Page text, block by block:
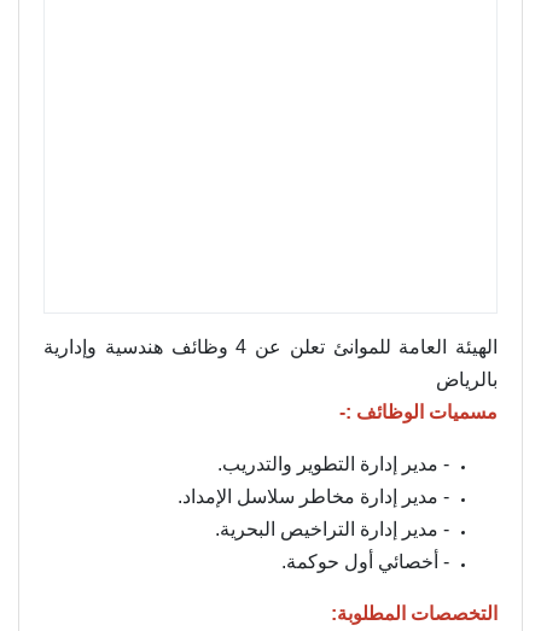
الهيئة العامة للموانئ تعلن عن 4 وظائف هندسية وإدارية
بالرياض
مسميات الوظائف :-
- مدير إدارة التطوير والتدريب.
- مدير إدارة مخاطر سلاسل الإمداد.
- مدير إدارة التراخيص البحرية.
- أخصائي أول حوكمة.
التخصصات المطلوبة: